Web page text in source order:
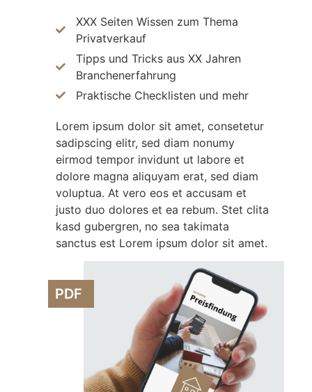
XXX Seiten Wissen zum Thema
Privatverkauf
Tipps und Tricks aus XX Jahren
Branchenerfahrung
Praktische Checklisten und mehr
Lorem ipsum dolor sit amet, consetetur
sadipscing elitr, sed diam nonumy
eirmod tempor invidunt ut labore et
dolore magna aliquyam erat, sed diam
voluptua. At vero eos et accusam et
justo duo dolores et ea rebum. Stet clita
kasd gubergren, no sea takimata
sanctus est Lorem ipsum dolor sit amet.
PDF